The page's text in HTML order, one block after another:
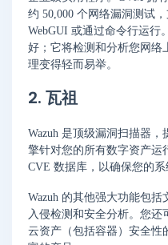
约 50,000 个网络漏洞测试
WebGUI 或通过命令行运行
好；它将检测和分析您网络
理变得轻而易举。
2. 瓦祖
Wazuh 是顶级漏洞扫描器，
擎针对您的所有数字资产运
CVE 数据库，以确保您的系
Wazuh 的其他强大功能包括
入侵检测和安全分析。您
云资产（包括容器）安全性